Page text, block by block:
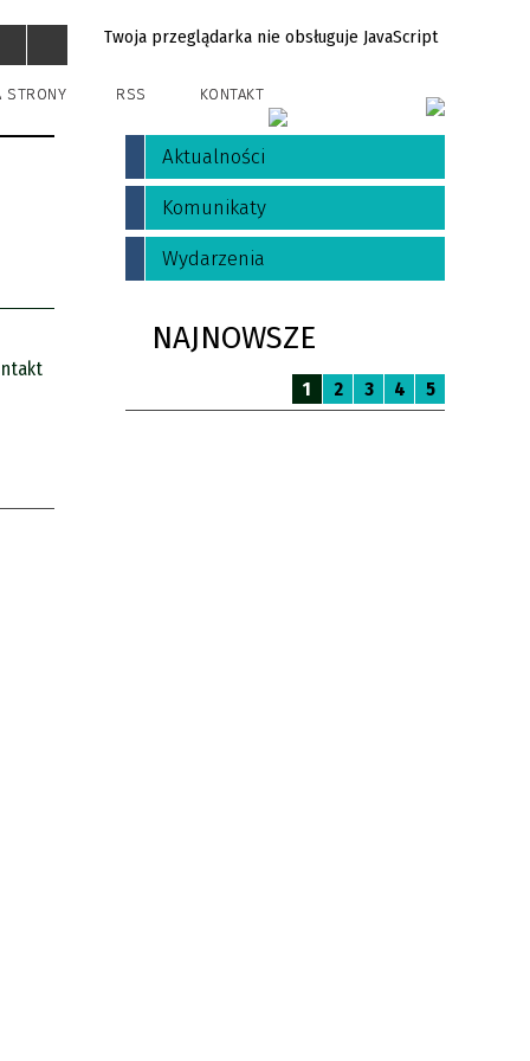
Twoja przeglądarka nie obsługuje JavaScript
STRONY RSS KONTAKT
Aktualności
Komunikaty
Wydarzenia
NAJNOWSZE
1 2 3 4 5